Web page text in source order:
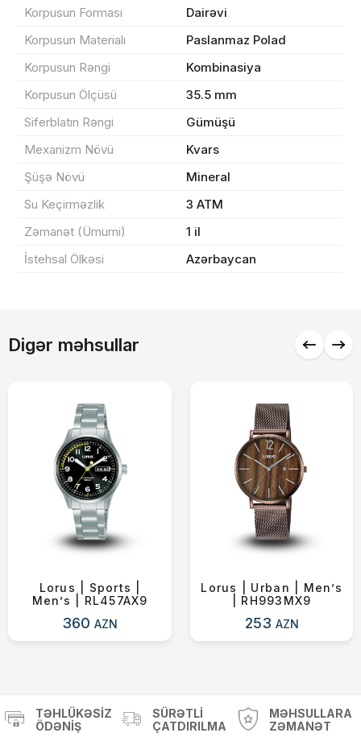
Korpusun Forması
Dairəvi
Korpusun Materialı
Paslanmaz Polad
Korpusun Rəngi
Kombinasiya
Korpusun Ölçüsü
35.5 mm
Siferblatın Rəngi
Gümüşü
Mexanizm Növü
Kvars
Şüşə Növü
Mineral
Su Keçirməzlik
3 ATM
Zəmanət (Ümumi)
1 il
İstehsal Ölkəsi
Azərbaycan
Digər məhsullar
Lorus | Sports |
Men’s | RL457AX9
360AZN
Lorus | Urban | Men’s
| RH993MX9
253 AZN
Çatdırılma
Yekun məbləğ
Sifarişi rəsmiləşdir
TƏHLÜKƏSIZ
ÖDƏNIŞ
SÜRƏTLI
ÇATDIRILMA
MƏHSULLARA
ZƏMANƏT